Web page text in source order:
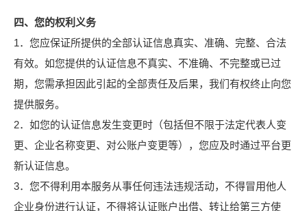
四、您的权利义务
1．您应保证所提供的全部认证信息真实、准确、完整、合法
有效。如您提供的认证信息不真实、不准确、不完整或已过
期，您需承担因此引起的全部责任及后果，我们有权终止向您
提供服务。
2．如您的认证信息发生变更时（包括但不限于法定代表人变
更、企业名称变更、对公账户变更等），您应及时通过平台更
新认证信息。
3．您不得利用本服务从事任何违法违规活动，不得冒用他人
企业身份进行认证，不得将认证账户出借、转让给第三方使